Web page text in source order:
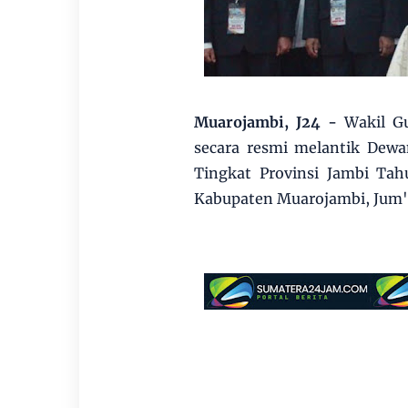
Muarojambi, J24 -Wakil
secara resmi melantik
Tingkat Provinsi Jambi
Kabupaten Muarojambi,